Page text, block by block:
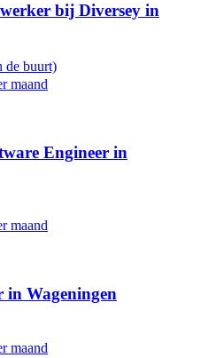
bij Diversey in
de buurt)
maand
Engineer in
maand
Wageningen
maand